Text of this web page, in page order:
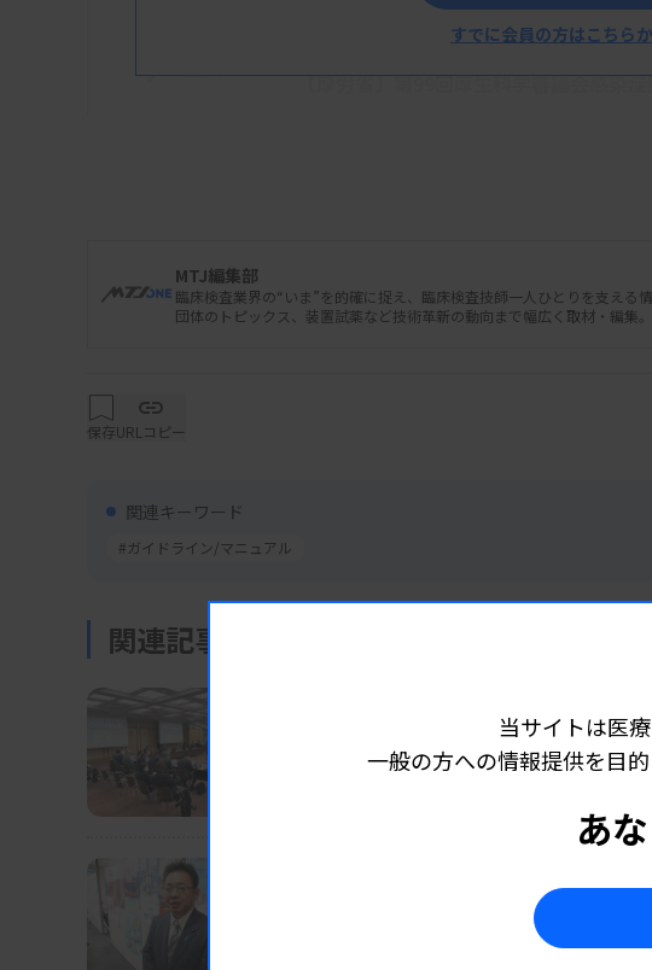
【厚労省】第99回厚生科学審議会感染
すでに会員の方はこちら
MTJ編集部
臨床検査業界の“いま”を的確に捉え、臨床検査技師一人ひとりを支え
団体のトピックス、装置試薬など技術革新の動向まで幅広く取材・編集
保存URLコピー
関連キーワード
#ガイドライン/マニュアル
関連記事
2025.10.24 07:00
「赤痢アメーバ抗体ELISA-IBL」
2025.10.24 05:30
厚労相に上野賢一郎氏、デジタル相
当サイトは医
一般の方への情報提供を目
あ